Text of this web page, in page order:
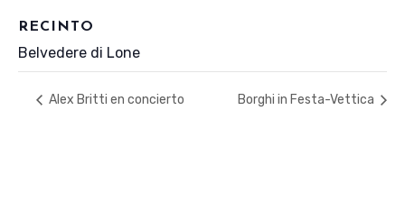
RECINTO
Belvedere di Lone
Alex Britti en concierto Borghi in Festa-Vettica